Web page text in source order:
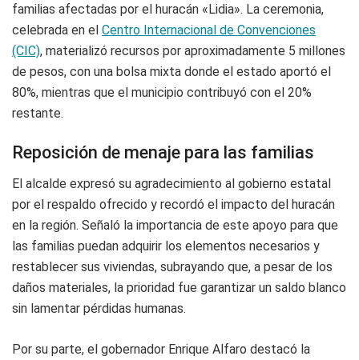
familias afectadas por el huracán «Lidia». La ceremonia,
celebrada en el Centro Internacional de Convenciones
(CIC), materializó recursos por aproximadamente 5 millones
de pesos, con una bolsa mixta donde el estado aportó el
80%, mientras que el municipio contribuyó con el 20%
restante.
Reposición de menaje para las familias
El alcalde expresó su agradecimiento al gobierno estatal
por el respaldo ofrecido y recordó el impacto del huracán
en la región. Señaló la importancia de este apoyo para que
las familias puedan adquirir los elementos necesarios y
restablecer sus viviendas, subrayando que, a pesar de los
daños materiales, la prioridad fue garantizar un saldo blanco
sin lamentar pérdidas humanas.
Por su parte, el gobernador Enrique Alfaro destacó la